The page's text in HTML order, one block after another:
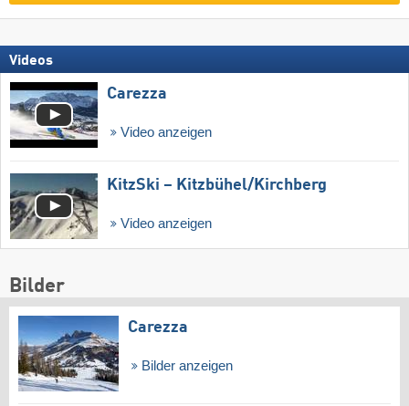
Videos
Carezza
Video anzeigen
KitzSki – Kitzbühel/​Kirchberg
Video anzeigen
Bilder
Carezza
Bilder anzeigen